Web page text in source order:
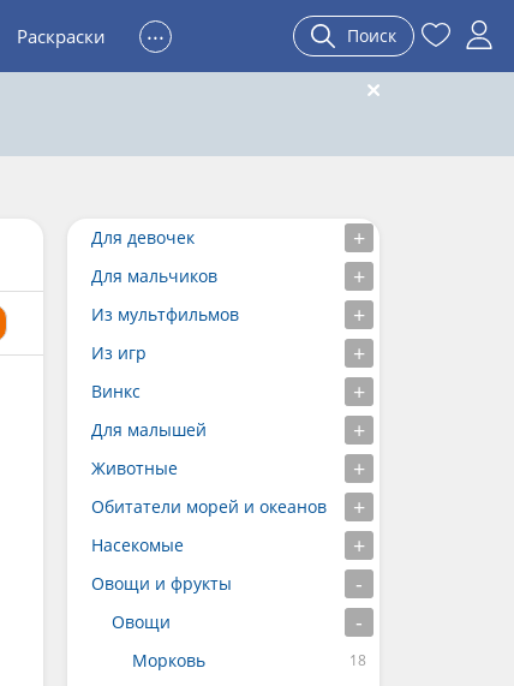
Раскраски ... Поиск
Для девочек
Для мальчиков
Из мультфильмов
Из игр
Винкс
Для малышей
Животные
Обитатели морей и океанов
Насекомые
Овощи и фрукты
Овощи
Морковь